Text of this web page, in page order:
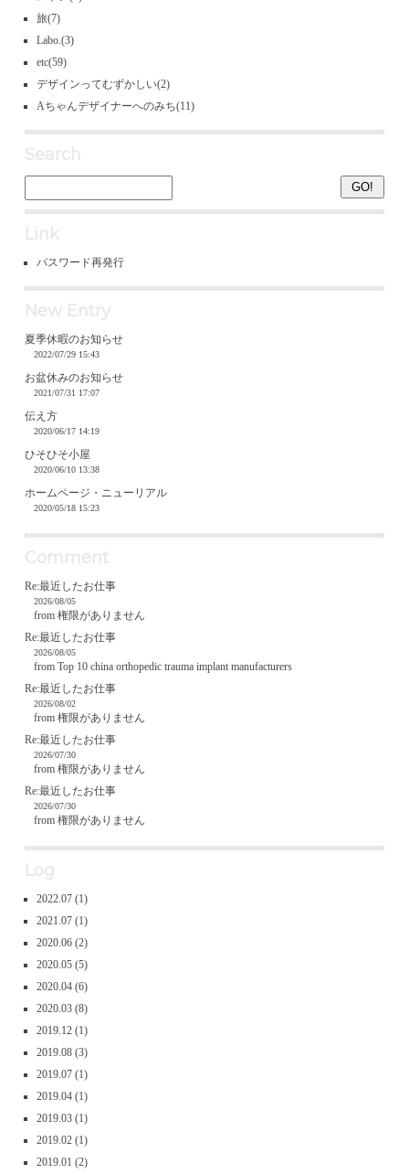
旅(7)
Labo.(3)
etc(59)
デザインってむずかしい(2)
Aちゃんデザイナーへのみち(11)
Search
Link
パスワード再発行
New Entry
夏季休暇のお知らせ
2022/07/29 15:43
お盆休みのお知らせ
2021/07/31 17:07
伝え方
2020/06/17 14:19
ひそひそ小屋
2020/06/10 13:38
ホームページ・ニューリアル
2020/05/18 15:23
Comment
Re:最近したお仕事
2026/08/05
from 権限がありません
Re:最近したお仕事
2026/08/05
from Top 10 china orthopedic trauma implant manufacturers
Re:最近したお仕事
2026/08/02
from 権限がありません
Re:最近したお仕事
2026/07/30
from 権限がありません
Re:最近したお仕事
2026/07/30
from 権限がありません
Log
2022.07 (1)
2021.07 (1)
2020.06 (2)
2020.05 (5)
2020.04 (6)
2020.03 (8)
2019.12 (1)
2019.08 (3)
2019.07 (1)
2019.04 (1)
2019.03 (1)
2019.02 (1)
2019.01 (2)